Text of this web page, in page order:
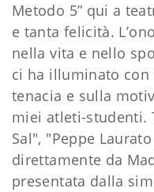
Metodo 5” qui a
e tanta felicità.
nella vita e nello
ci ha illuminato
tenacia e sulla
miei atleti-studenti.
Sal", "Peppe
direttamente da
presentata dalla